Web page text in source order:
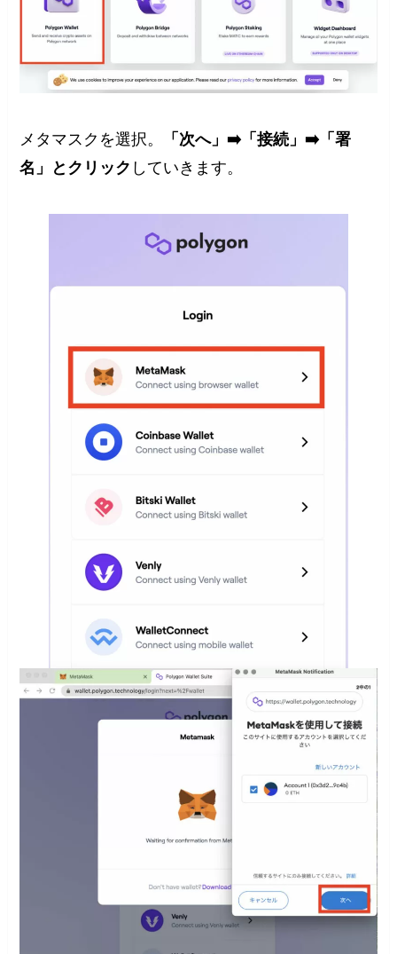
メタマスクを選択。
「次へ」➡️「接続」➡️「署
名」とクリック していきます。